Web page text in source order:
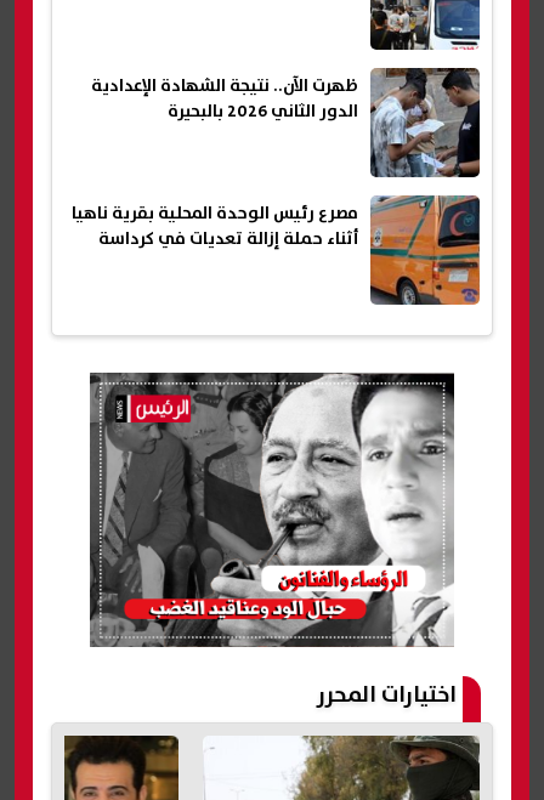
ظهرت الآن.. نتيجة الشهادة الإعدادية
الدور الثاني 2026 بالبحيرة
مصرع رئيس الوحدة المحلية بقرية ناهيا
أثناء حملة إزالة تعديات في كرداسة
اختيارات المحرر